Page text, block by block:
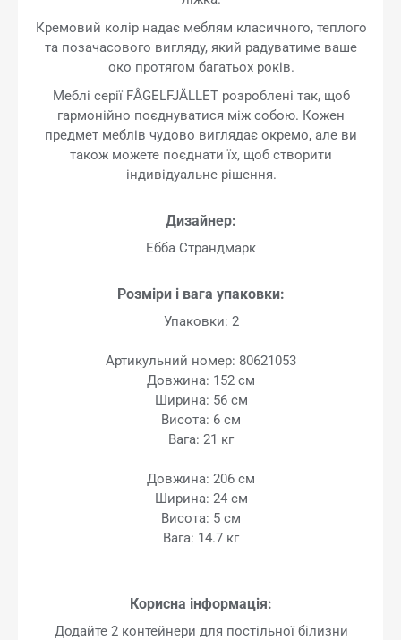
Кремовий колір надає меблям класичного, теплого
та позачасового вигляду, який радуватиме ваше
око протягом багатьох років.
Меблі серії FÅGELFJÄLLET розроблені так, щоб
гармонійно поєднуватися між собою. Кожен
предмет меблів чудово виглядає окремо, але ви
також можете поєднати їх, щоб створити
індивідуальне рішення.
Дизайнер:
Ебба Страндмарк
Розміри і вага упаковки:
Упаковки: 2
Артикульний номер: 80621053
Довжина: 152 см
Ширина: 56 см
Висота: 6 см
Вага: 21 кг
Довжина: 206 см
Ширина: 24 см
Висота: 5 см
Вага: 14.7 кг
Корисна інформація:
Додайте 2 контейнери для постільної білизни